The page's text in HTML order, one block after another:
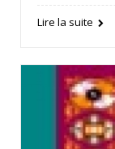
Lire la suite